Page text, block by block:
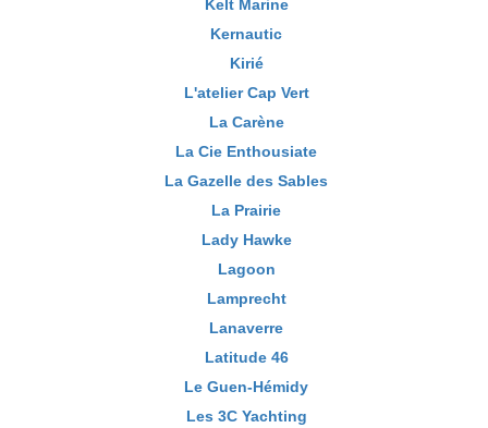
Kelt Marine
Kernautic
Kirié
L'atelier Cap Vert
La Carène
La Cie Enthousiate
La Gazelle des Sables
La Prairie
Lady Hawke
Lagoon
Lamprecht
Lanaverre
Latitude 46
Le Guen-Hémidy
Les 3C Yachting